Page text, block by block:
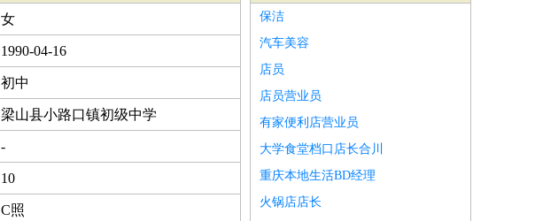
女
1990-04-16
初中
梁山县小路口镇初级中学
-
10
C照
保洁
汽车美容
店员
店员营业员
有家便利店营业员
大学食堂档口店长合川
重庆本地生活BD经理
火锅店店长